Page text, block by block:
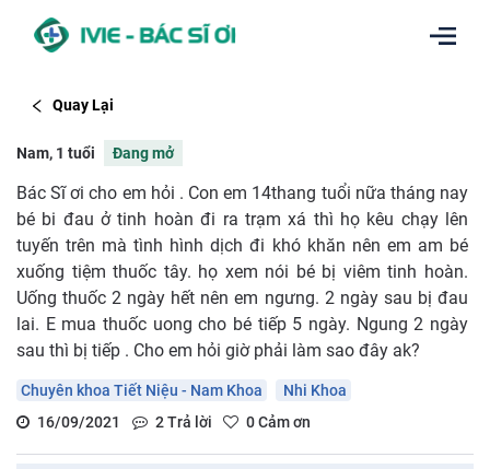
Quay Lại
Nam, 1 tuổi Đang mở
Bác Sĩ ơi cho em hỏi . Con em 14thang tuổi nữa tháng nay
bé bi đau ở tinh hoàn đi ra trạm xá thì họ kêu chạy lên
tuyến trên mà tình hình dịch đi khó khăn nên em am bé
xuống tiệm thuốc tây. họ xem nói bé bị viêm tinh hoàn.
Uống thuốc 2 ngày hết nên em ngưng. 2 ngày sau bị đau
lai. E mua thuốc uong cho bé tiếp 5 ngày. Ngung 2 ngày
sau thì bị tiếp . Cho em hỏi giờ phải làm sao đây ak?
Chuyên khoa Tiết Niệu - Nam Khoa
Nhi Khoa
16/09/2021
2Trả lời 0Cảm ơn